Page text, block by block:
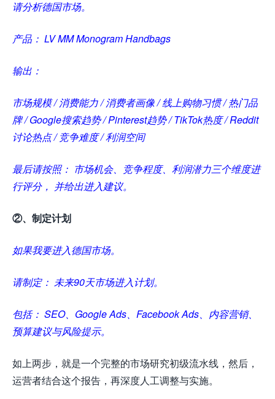
请分析德国市场。
产品： LV MM Monogram Handbags
输出：
市场规模 / 消费能力 / 消费者画像 / 线上购物习惯 / 热门品
牌 / Google搜索趋势 / Pinterest趋势 / TikTok热度 / Reddit
讨论热点 / 竞争难度 / 利润空间
最后请按照： 市场机会、竞争程度、利润潜力三个维度进
行评分， 并给出进入建议。
②、制定计划
如果我要进入德国市场。
请制定： 未来90天市场进入计划。
包括： SEO、Google Ads、Facebook Ads、内容营销、
预算建议与风险提示。
如上两步，就是一个完整的市场研究初级流水线，然后，
运营者结合这个报告，再深度人工调整与实施。